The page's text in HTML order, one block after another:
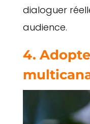
dialoguer
audience.
4.